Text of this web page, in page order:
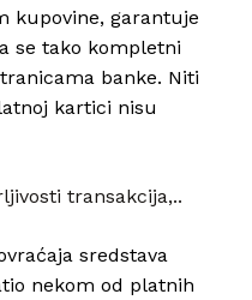
kupovine, garantuje
se tako kompletni
banke. Niti
kartici nisu
transakcija,..
sredstava
nekom od platnih